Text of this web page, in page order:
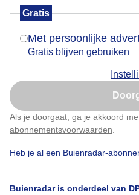
Gratis
Met persoonlijke
Gratis blijven gebruiken
Als je doorgaat, ga je akkoord
abonnementsvoorwaarden
Heb je al een Buienradar-
Buienradar is onderdeel van
Stralende Herfstdag-Volop
,sluierbewolking en fraaie
contrails- die lang bleven
Is goed,
Nu niet,
Klik hierom dit